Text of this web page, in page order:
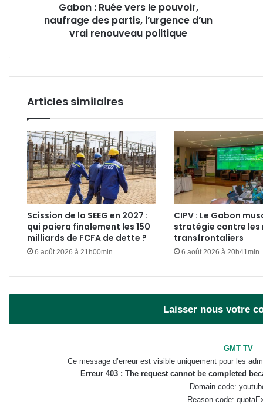
politique
Gabon : Ruée vers le pouvoir,
naufrage des partis, l’urgence d’un
vrai renouveau politique
Articles similaires
Scission de la SEEG en 2027 :
qui paiera finalement les 150
milliards de FCFA de dette ?
6 août 2026 à 21h00min
CIPV : Le Gabon
stratégie contre les
transfrontaliers
6 août 2026 à 20h41min
Laisser nous votre
GMT TV
Ce message d’erreur est visible uniquement pour les
Erreur 403 : The request cannot be completed
Domain code:
Reason code: